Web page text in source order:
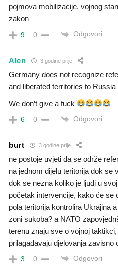
pojmova mobilizacije, vojnog
zakon
9 0 Odgovori
Alen 3 godine prije
Germany does not recognize
and liberated territories to
We don’t give a fuck
6 0 Odgovori
burt 3 godine prije
ne postoje uvjeti da se održe
na jednom dijelu teritorija dok se
dok se nezna koliko je ljudi u
početak intervencije, kako će se
pola teritorija kontrolira Ukrajina
zoni sukoba? a NATO
terenu znaju sve o vojnoj
prilagađavaju djelovanja zavisno
3 0 Odgovori